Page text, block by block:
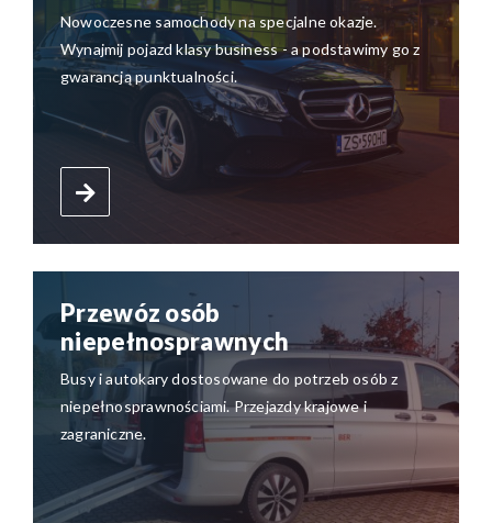
Nowoczesne samochody na specjalne okazje.
Wynajmij pojazd klasy business - a podstawimy go z
gwarancją punktualności.
Przewóz osób
niepełnosprawnych
Busy i autokary dostosowane do potrzeb osób z
niepełnosprawnościami. Przejazdy krajowe i
zagraniczne.